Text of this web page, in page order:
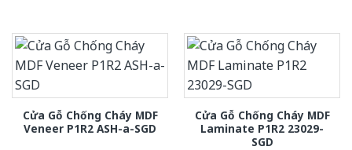
Cửa Gỗ Chống Cháy MDF
Veneer P1R2 ASH-a-SGD
Cửa Gỗ Chống Cháy MDF
Laminate P1R2 23029-
SGD